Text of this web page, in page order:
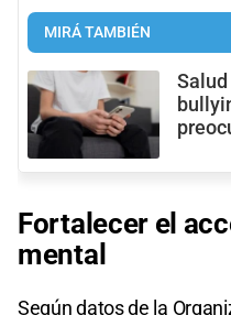
MIRÁ TAMBIÉN
Fortalecer el
mental
Según datos de la